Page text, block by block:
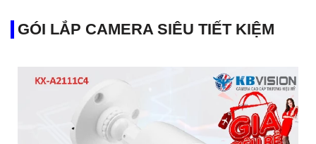
GÓI LẮP CAMERA SIÊU TIẾT KIỆM